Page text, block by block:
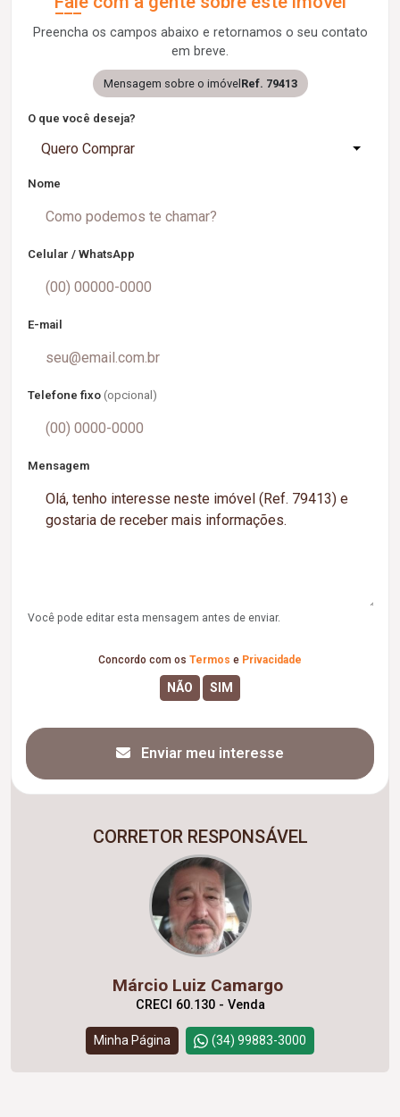
Preencha os campos abaixo e retornamos o seu contato
em breve.
Mensagem sobre o imóvel Ref. 79413
O que você deseja?
Quero Comprar
Nome
Celular / WhatsApp
E-mail
Telefone fixo (opcional)
Mensagem
Você pode editar esta mensagem antes de enviar.
Concordo com os Termos e Privacidade
Enviar meu interesse
CORRETOR RESPONSÁVEL
Márcio Luiz Camargo
CRECI 60.130 - Venda
Minha Página (34) 99883-3000